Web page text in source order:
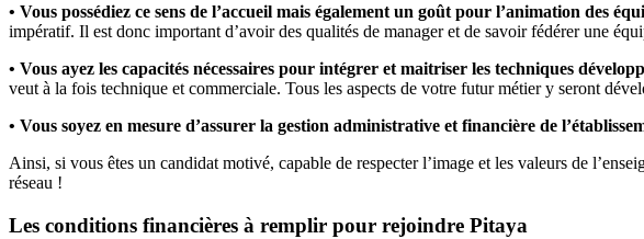
• Vous possédiez ce sens de l’accueil mais également un goût pour l’animation des
impératif. Il est donc important d’avoir des qualités de manager et de savoir fédérer une
• Vous ayez les capacités nécessaires pour intégrer et maitriser les techniques
veut à la fois technique et commerciale. Tous les aspects de votre futur métier y seront
• Vous soyez en mesure d’assurer la gestion administrative et financière de
Ainsi, si vous êtes un candidat motivé, capable de respecter l’image et les valeurs de
réseau !
Les conditions financières à remplir pour rejoindre Pitaya